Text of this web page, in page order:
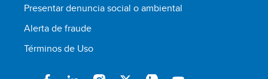
Presentar denuncia social o ambiental
Alerta de fraude
Términos de Uso